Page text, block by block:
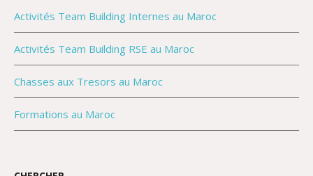
Activités Team Building Internes au Maroc
Activités Team Building RSE au Maroc
Chasses aux Tresors au Maroc
Formations au Maroc